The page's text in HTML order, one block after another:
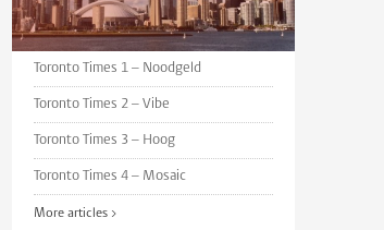
Toronto Times 1 – Noodgeld
Toronto Times 2 – Vibe
Toronto Times 3 – Hoog
Toronto Times 4 – Mosaic
More articles >